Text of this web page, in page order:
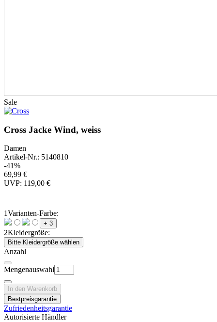
Sale
Cross Jacke Wind, weiss
Damen
Artikel-Nr.: 5140810
-41%
69,99 €
UVP: 119,00 €
1Varianten-Farbe:
+ 3
2Kleidergröße:
Bitte Kleidergröße wählen
Anzahl
Mengenauswahl
In den Warenkorb
Bestpreisgarantie
Zufriedenheitsgarantie
Autorisierte Händler